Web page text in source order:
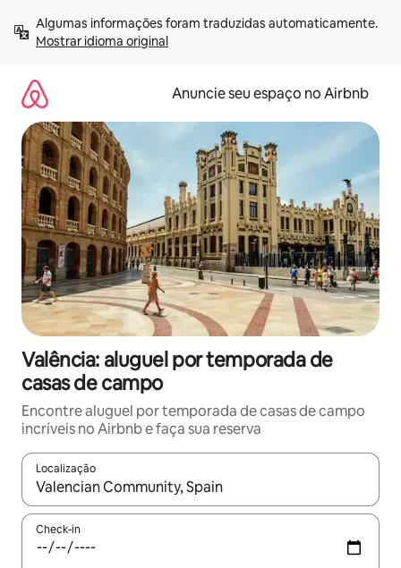
para
Mostrar idioma original
Anuncie seu espaço no Airbnb
Valência: aluguel por temporada de
casas de campo
Encontre aluguel por temporada de casas de campo
incríveis no Airbnb e faça sua reserva
Localização
Quando os resultados estiverem disponíveis, explore-os
Check-in